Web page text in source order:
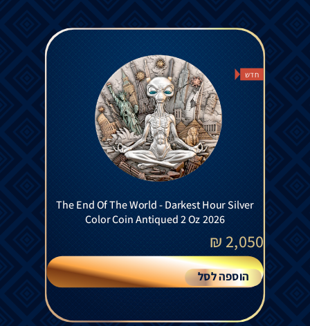
חדש
The End Of The World - Darkest Hour Silver
Color Coin Antiqued 2 Oz 2026
2,050
₪
הוספה לסל